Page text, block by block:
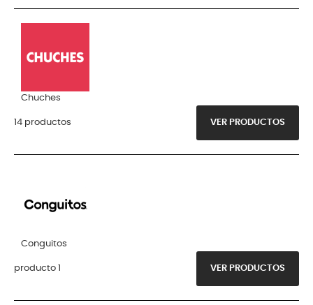
Chuches
14 productos VER PRODUCTOS
Conguitos
producto 1 VER PRODUCTOS